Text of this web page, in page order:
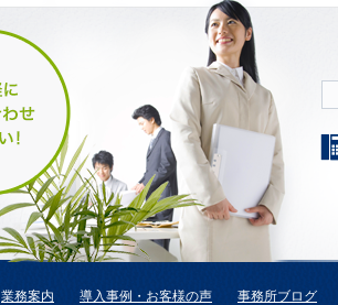
業務案内 導入事例・お客様の声 事務所ブログ